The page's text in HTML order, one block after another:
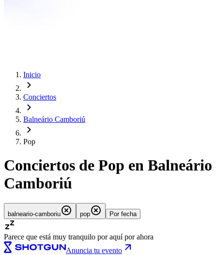
Inicio
Conciertos
Balneário Camboriú
Pop
Conciertos de Pop en Balneário
Camboriú
balneario-camboriu pop Por fecha
Parece que está muy tranquilo por aquí por ahora
Anuncia tu evento